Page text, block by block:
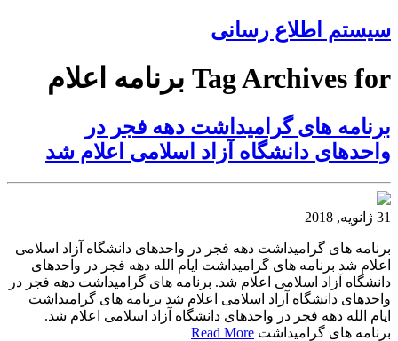
سیستم اطلاع رسانی
Tag Archives for برنامه اعلام
برنامه های گرامیداشت دهه فجر در
واحدهای دانشگاه آزاد اسلامی اعلام شد
31 ژانویه, 2018
برنامه های گرامیداشت دهه فجر در واحدهای دانشگاه آزاد اسلامی
اعلام شد برنامه های گرامیداشت ایام الله دهه فجر در واحدهای
دانشگاه آزاد اسلامی اعلام شد. برنامه های گرامیداشت دهه فجر در
واحدهای دانشگاه آزاد اسلامی اعلام شد برنامه های گرامیداشت
ایام الله دهه فجر در واحدهای دانشگاه آزاد اسلامی اعلام شد.
برنامه های گرامیداشت Read More